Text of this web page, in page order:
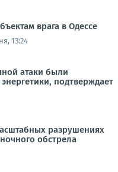
врага в Одессе
13:24
атаки были
подтверждает
разрушениях
обстрела